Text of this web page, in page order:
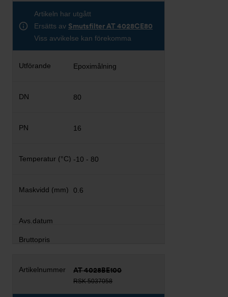
Artikeln har utgått
Ersätts av Smutsfilter AT 4028CE80
Viss avvikelse kan förekomma
Epoximålning
80
16
-10 - 80
0.6
AT 4028BE100
RSK 5037058